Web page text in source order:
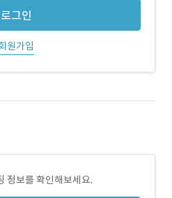
로그인
원가입
정보를 확인해보세요.